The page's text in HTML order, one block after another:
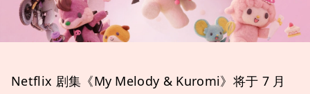
Netflix 剧集《My Melody & Kuromi》将于 7 月